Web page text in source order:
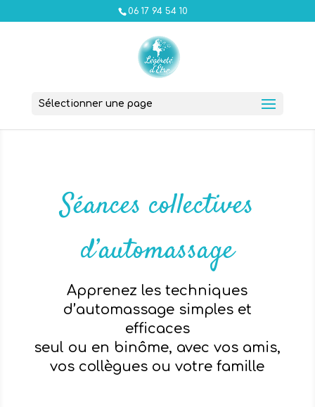
06 17 94 54 10
Sélectionner une page
Séances collectives
d’automassage
Apprenez les techniques
d’automassage simples et
efficaces
seul ou en binôme, avec vos amis,
vos collègues ou votre famille